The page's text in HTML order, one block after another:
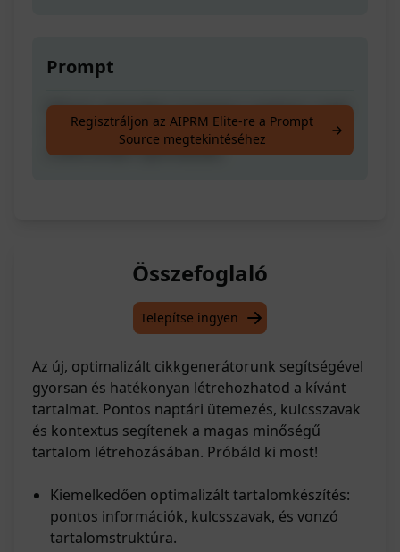
Prompt
Először generáljon kontextus naptárat, majd
tegye be a szakaszba, és gyémántot kap
(100% ember optimalizált)
Regisztráljon az AIPRM Elite-re a Prompt
Source megtekintéséhez
Összefoglaló
Telepítse ingyen
Az új, optimalizált cikkgenerátorunk segítségével
gyorsan és hatékonyan létrehozhatod a kívánt
tartalmat. Pontos naptári ütemezés, kulcsszavak
és kontextus segítenek a magas minőségű
tartalom létrehozásában. Próbáld ki most!
Kiemelkedően optimalizált tartalomkészítés:
pontos információk, kulcsszavak, és vonzó
tartalomstruktúra.